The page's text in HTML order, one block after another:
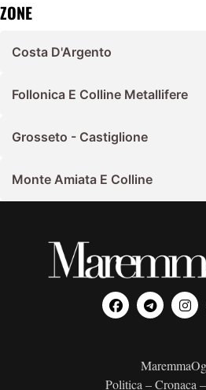
ZONE
Costa D'Argento
Follonica E Colline Metallifere
Grosseto - Castiglione
Monte Amiata E Colline
Politica – Cronaca